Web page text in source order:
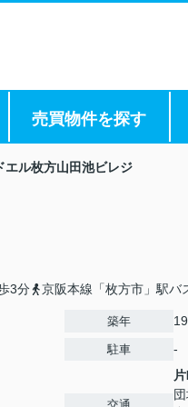
売買物件を探す
エル枚方山田池ビレジ
3分 京阪本線「枚方市」駅バ
築年
駐車 -
交通